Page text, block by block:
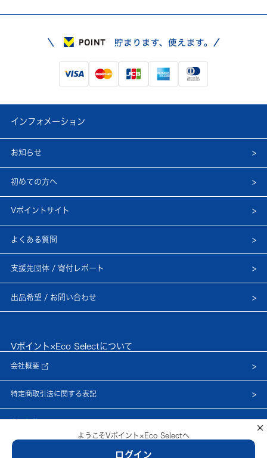
×
ようこそVポイント×Eco Selectへ
ログイン
インフォメーション
お知らせ
初めての方へ
Vポイントサイト
よくある質問
支援先団体 / 寄付レポート
出品希望 / お問い合わせ
Vポイント×Eco Selectについて
会社概要
特定商取引法に関する表記